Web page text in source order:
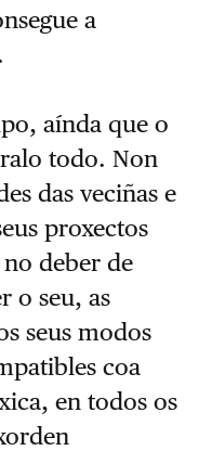
a
aínda que o
todo. Non
das veciñas e
proxectos
deber de
o seu, as
seus modos
coa
en todos os